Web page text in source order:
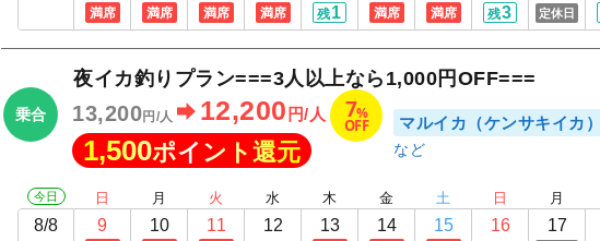
満席 満席 満席 満席 残1 満席 満席 残3 定休日
乗合
夜イカ釣りプラン===3人以上なら1,000円OFF===
13,200円/人 12,200 円/人 7%
OFF
1,500ポイント還元
マルイカ（ケンサキイカ）
今日
8/8
日
9
月
10
火
11
水
12
木
13
金
14
土
15
日
16
月
17